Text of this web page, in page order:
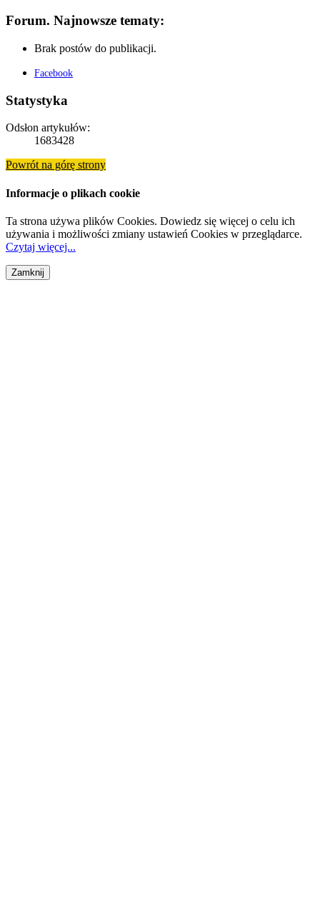
Forum. Najnowsze tematy:
Brak postów do publikacji.
Facebook
Statystyka
Odsłon artykułów:
1683428
Powrót na górę strony
Informacje o plikach cookie
Ta strona używa plików Cookies. Dowiedz się więcej o celu ich
używania i możliwości zmiany ustawień Cookies w przeglądarce.
Czytaj więcej...